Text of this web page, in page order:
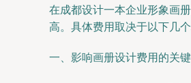
在成都设计一本企业形象画
高。具体费用取决于以下几个
一、影响画册设计费用的关